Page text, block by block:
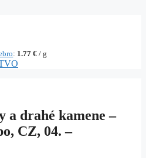
: 1.77 € / g
drahé kamene –
CZ, 04. –